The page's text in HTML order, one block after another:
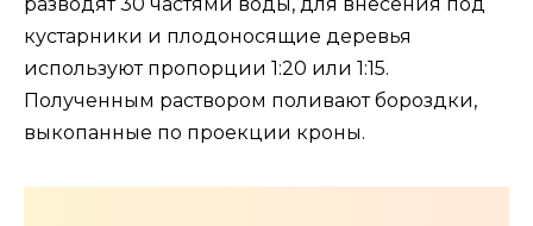
разводят 30 частями воды, для внесения под
кустарники и плодоносящие деревья
используют пропорции 1:20 или 1:15.
Полученным раствором поливают бороздки,
выкопанные по проекции кроны.